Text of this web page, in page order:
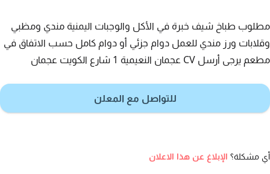
مطلوب طباخ شيف خبرة في الأكل والوجبات اليمنية مندي ومظبي
وقلابات ورز مندي للعمل دوام جزئي أو دوام كامل حسب الاتفاق في
مطعم يرجى أرسل CV عجمان النعيمية 1 شارع الكويت عجمان
للتواصل مع المعلن
أي مشكلة؟ الإبلاغ عن هذا الاعلان